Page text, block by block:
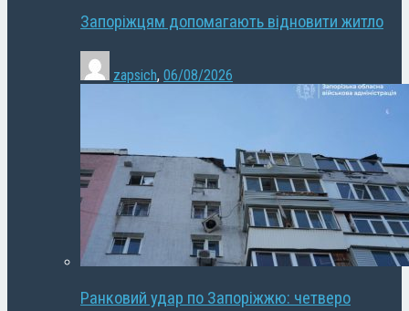
Запоріжцям допомагають відновити житло
zapsich, 06/08/2026
Ранковий удар по Запоріжжю: четверо